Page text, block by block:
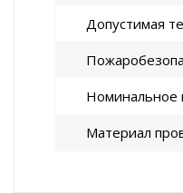
Допустимая
Номинальное
Материал